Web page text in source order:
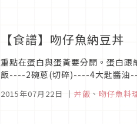
【食譜】吻仔魚納豆丼
重點在蛋白與蛋黃要分開。蛋白
飯----2碗蔥(切碎)----4大匙醬油
2015年07月22日 ｜ 丼飯 、 吻仔魚料